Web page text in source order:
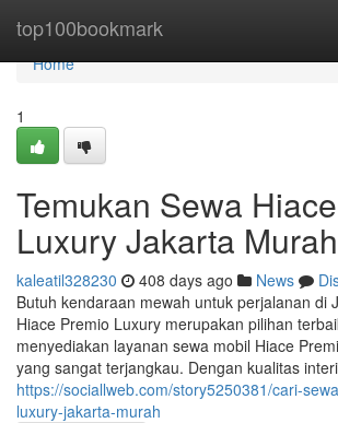
top100bookmark
Home
Home
1
Temukan Sewa
Luxury Jakarta Murah
kaleatil328230 408 days ago News
Butuh kendaraan mewah untuk perjalanan di
Hiace Premio Luxury merupakan pilihan
menyediakan layanan sewa mobil Hiace
yang sangat terjangkau. Dengan kualitas
https://sociallweb.com/story5250381/cari-
luxury-jakarta-murah